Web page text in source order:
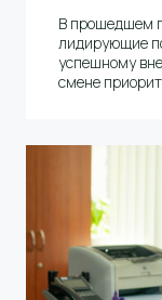
В прошедшем
лидирующие
успешному
смене
Об этом, а
заместитель